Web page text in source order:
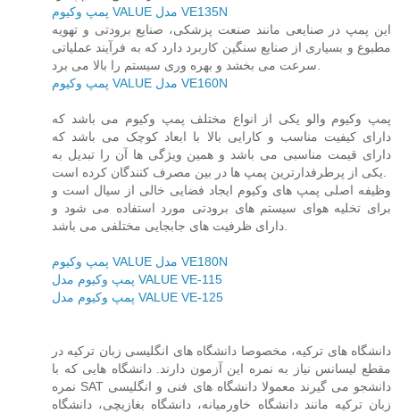
پمپ وکیوم VALUE مدل VE135N
این پمپ در صنایعی مانند صنعت پزشکی، صنایع برودتی و تهویه
مطبوع و بسیاری از صنایع سنگین کاربرد دارد که به فرآیند عملیاتی
سرعت می بخشد و بهره وری سیستم را بالا می برد.
پمپ وکیوم VALUE مدل VE160N
پمپ وکیوم والو یکی از انواع مختلف پمپ وکیوم می باشد که
دارای کیفیت مناسب و کارایی بالا با ابعاد کوچک می باشد که
دارای قیمت مناسبی می باشد و همین ویژگی ها آن را تبدیل به
یکی از پرطرفدارترین پمپ ها در بین مصرف کنندگان کرده است.
وظیفه اصلی پمپ های وکیوم ایجاد فضایی خالی از سیال است و
برای تخلیه هوای سیستم های برودتی مورد استفاده می شود و
دارای ظرفیت های جابجایی مختلفی می باشد.
پمپ وکیوم VALUE مدل VE180N
پمپ وکیوم مدل VALUE VE-115
پمپ وکیوم مدل VALUE VE-125
دانشگاه های ترکیه، مخصوصا دانشگاه های انگلیسی زبان ترکیه در
مقطع لیسانس نیاز به نمره این آزمون دارند. دانشگاه هایی که با
نمره SAT دانشجو می گیرند معمولا دانشگاه های فنی و انگلیسی
زبان ترکیه مانند دانشگاه خاورمیانه، دانشگاه بغازیچی، دانشگاه